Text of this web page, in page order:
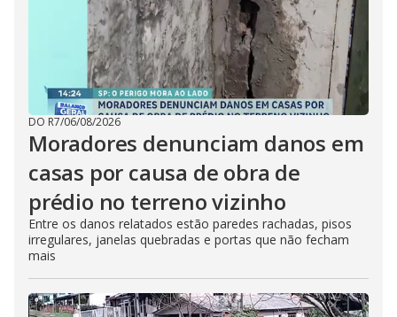
DO R7/06/08/2026
Moradores denunciam danos em
casas por causa de obra de
prédio no terreno vizinho
Entre os danos relatados estão paredes rachadas, pisos
irregulares, janelas quebradas e portas que não fecham
mais